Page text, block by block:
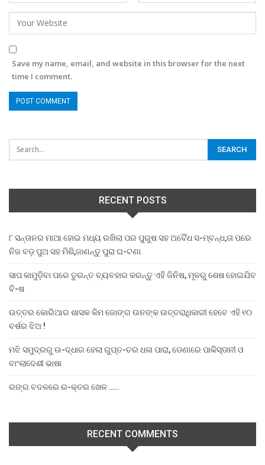
Save my name, email, and website in this browser for the next
time I comment.
RECENT POSTS
୮ ସନ୍ତାନର ମାଆ ହୋଇ ମଧ୍ୟ ରଖିଲା ପର ପୁରୁଷ ସହ ଅବୈଧ ସ-ମ୍ବନ୍ଧ,ତା ପରେ
ନିଜ ବଡ଼ ପୁଅ ସହ ମିଶି,ଜାଣନ୍ତୁ ପୁରା ଘ-ଟଣା
ସାପ କାମୁଡ଼ିବା ପରେ ତୁରନ୍ତ ବ୍ୟବହାର କରନ୍ତୁ ଏହି ଜିନିଷ, ମୂଳରୁ ଶେଷ ହୋଇଯିବ
ବି-ଷ
ଉତ୍ତର କୋରିଆର ଶାସକ କିମ ଜୋଙ୍ଗ ଉନଙ୍କ ଉତ୍ତରାଧିକାରୀ ହେବେ ଏହି ୧୦
ବର୍ଷର ଝିଅ !
ମଝି ସମୁଦ୍ରରୁ ଉ-ଦ୍ଧାର ହେଲା ଗୁପ୍ତ-ଚର ଧଳା ପାରା, ଡେଣାରେ ପାକିସ୍ତାନୀ ଓ
ବାଂଲାଦେଶୀ ଭାଷା
ରଙ୍ଗ ବଦଳରେ ର-କ୍ତର ଖେଳ …..
RECENT COMMENTS